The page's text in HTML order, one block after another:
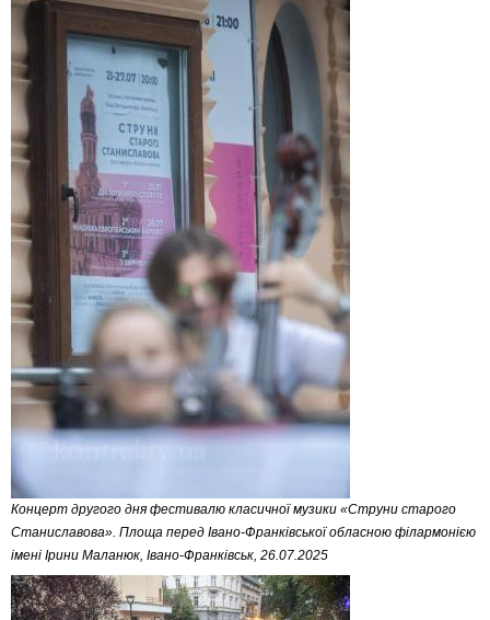
Концерт другого дня фестивалю класичної музики «Струни старого
Станиславова». Площа перед Івано-Франківської обласною філармонією
імені Ірини Маланюк, Івано-Франківськ, 26.07.2025